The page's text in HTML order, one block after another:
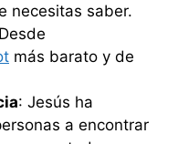
necesitas saber.
más barato y de
: Jesús ha
a encontrar